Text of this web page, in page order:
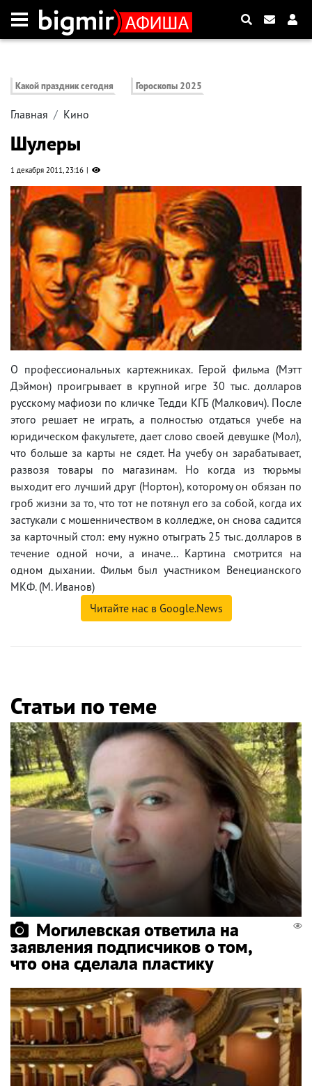
Какой праздник сегодня Гороскопы 2025
Главная Кино
Шулеры
1 декабря 2011, 23:16
О профессиональных картежниках. Герой фильма (Мэтт
Дэймон) проигрывает в крупной игре 30 тыс. долларов
русскому мафиози по кличке Тедди КГБ (Малкович). После
этого решает не играть, а полностью отдаться учебе на
юридическом факультете, дает слово своей девушке (Мол),
что больше за карты не сядет. На учебу он зарабатывает,
развозя товары по магазинам. Но когда из тюрьмы
выходит его лучший друг (Нортон), которому он обязан по
гроб жизни за то, что тот не потянул его за собой, когда их
застукали с мошенничеством в колледже, он снова садится
за карточный стол: ему нужно отыграть 25 тыс. долларов в
течение одной ночи, а иначе... Картина смотрится на
одном дыхании. Фильм был участником Венецианского
МКФ. (М. Иванов)
Читайте нас в Google.News
Статьи по теме
Могилевская ответила на
заявления подписчиков о том,
что она сделала пластику